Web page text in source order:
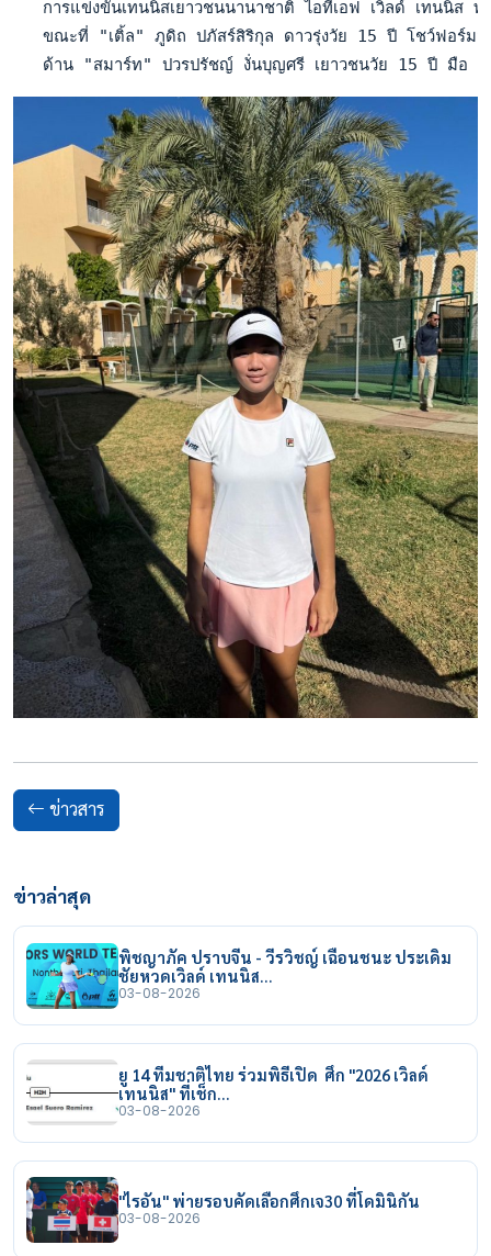
การแข่งขันเทนนิสเยาวชนนานาชาติ ไอทีเอฟ เวิลด์ เทนนิส
ขณะที่ "เติ้ล" ภูดิถ ปภัสร์สิริกุล ดาวรุ่งวัย 15 ปี โชว์ฟอร์ม
ด้าน "สมาร์ท" ปวรปรัชญ์ งั่นบุญศรี เยาวชนวัย 15 ปี มือ
ข่าวสาร
ข่าวล่าสุด
พิชญาภัค ปราบจีน - วีรวิชญ์ เฉือนชนะ ประเดิม
ชัยหวดเวิลด์ เทนนิส…
03-08-2026
ยู 14 ทีมชาติไทย ร่วมพิธีเปิด ศึก "2026 เวิลด์
เทนนิส" ที่เช็ก…
03-08-2026
"ไรอัน" พ่ายรอบคัดเลือกศึกเจ30 ที่โดมินิกัน
03-08-2026